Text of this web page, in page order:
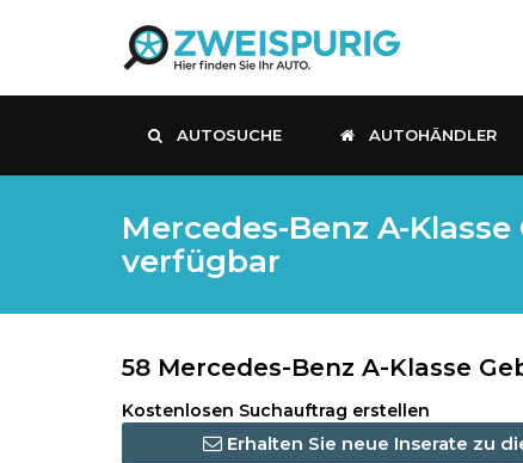
AUTOSUCHE AUTOHÄNDLER
Mercedes-Benz A-
verfügbar
58 Mercedes-Benz A-Klasse
Kostenlosen Suchauftrag erstellen
Erhalten Sie neue Inserate zu